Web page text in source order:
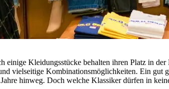
einige Kleidungsstücke behalten ihren Platz in
vielseitige Kombinationsmöglichkeiten. Ein gut
hinweg. Doch welche Klassiker dürfen in